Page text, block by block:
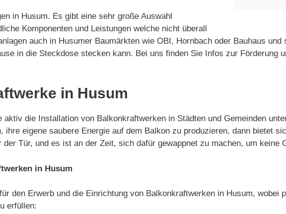
in Husum. Es gibt eine sehr große Auswahl
Komponenten und Leistungen welche nicht überall
auch in Husumer Baumärkten wie OBI, Hornbach oder Bauhaus und
in die Steckdose stecken kann. Bei uns finden Sie Infos zur Förderung
in Husum
die Installation von Balkonkraftwerken in Städten und Gemeinden
eigene saubere Energie auf dem Balkon zu produzieren, dann bietet
Tür, und es ist an der Zeit, sich dafür gewappnet zu machen, um keine
in Husum
den Erwerb und die Einrichtung von Balkonkraftwerken in Husum, wobei
erfüllen: